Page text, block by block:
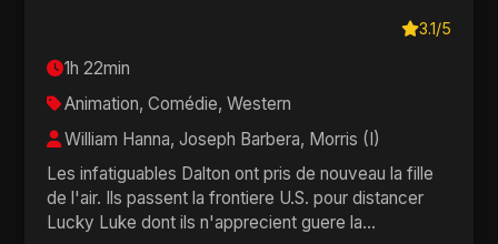
3.1/5
1h 22min
Animation, Comédie, Western
William Hanna, Joseph Barbera, Morris (I)
Les infatiguables Dalton ont pris de nouveau la fille
de l'air. Ils passent la frontiere U.S. pour distancer
Lucky Luke dont ils n'apprecient guere la...